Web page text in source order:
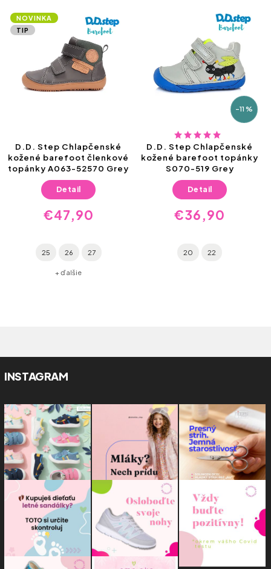
NOVINKA
TIP
D.D. Step Chlapčenské
kožené barefoot členkové
topánky A063-52570 Grey
€47,90
Detail
25 26 27
+ ďalšie
–11 %
D.D. Step Chlapčenské
kožené barefoot topánky
S070-519 Grey
€36,90
Detail
20 22
INSTAGRAM